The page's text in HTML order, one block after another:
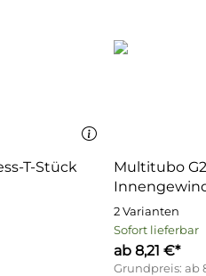
T-Stück
Multitubo
2 Varianten
Sofort lieferbar
ab 8,21 €*
Grundpreis: ab